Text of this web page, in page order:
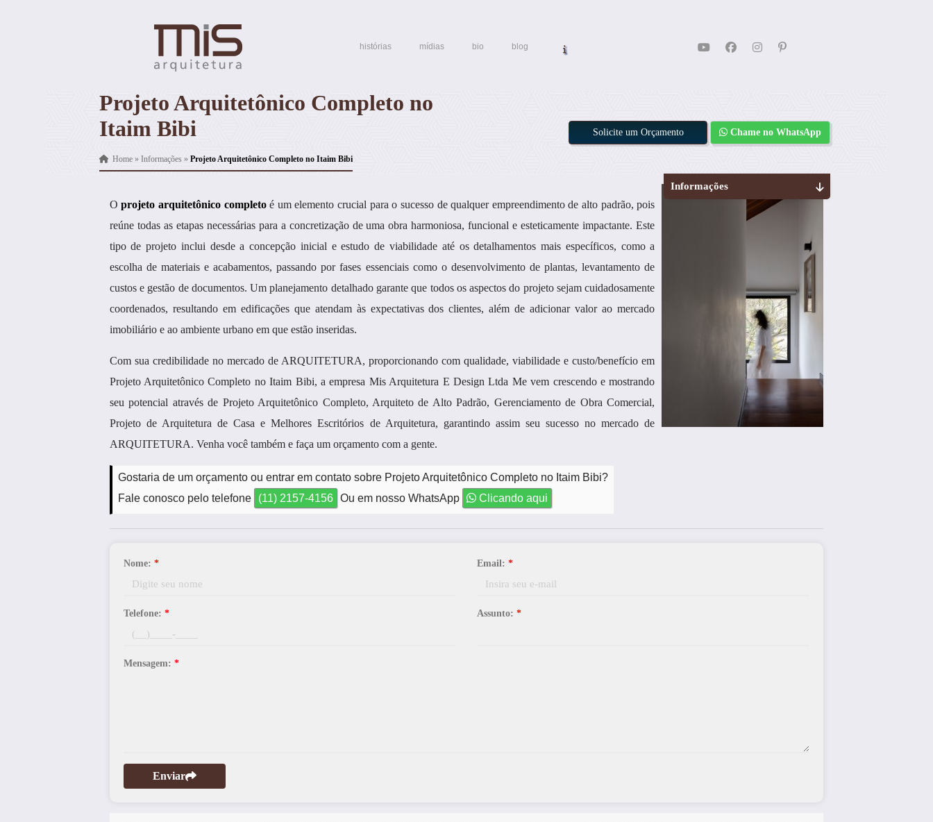
histórias mídias bio blog
Projeto Arquitetônico Completo no
Itaim Bibi
Home» Informações » Projeto Arquitetônico Completo no Itaim Bibi
Solicite um Orçamento Chame no WhatsApp
Oprojeto arquitetônico completoé um elemento crucial para o sucesso de qualquer empreendimento de alto padrão, pois
reúne todas as etapas necessárias para a concretização de uma obra harmoniosa, funcional e esteticamente impactante. Este
tipo de projeto inclui desde a concepção inicial e estudo de viabilidade até os detalhamentos mais específicos, como a
escolha de materiais e acabamentos, passando por fases essenciais como o desenvolvimento de plantas, levantamento de
custos e gestão de documentos. Um planejamento detalhado garante que todos os aspectos do projeto sejam cuidadosamente
coordenados, resultando em edificações que atendam às expectativas dos clientes, além de adicionar valor ao mercado
imobiliário e ao ambiente urbano em que estão inseridas.
Com sua credibilidade no mercado de ARQUITETURA, proporcionando com qualidade, viabilidade e custo/benefício em
Projeto Arquitetônico Completo no Itaim Bibi, a empresa Mis Arquitetura E Design Ltda Me vem crescendo e mostrando
seu potencial através de Projeto Arquitetônico Completo, Arquiteto de Alto Padrão, Gerenciamento de Obra Comercial,
Projeto de Arquitetura de Casa e Melhores Escritórios de Arquitetura, garantindo assim seu sucesso no mercado de
ARQUITETURA. Venha você também e faça um orçamento com a gente.
Gostaria de um orçamento ou entrar em contato sobre Projeto Arquitetônico Completo no Itaim Bibi?
Fale conosco pelo telefone
(11) 2157-4156 Ou em nosso WhatsApp Clicando aqui
Nome: * Email: *
Telefone: * Assunto: *
Mensagem: *
Enviar
Informações